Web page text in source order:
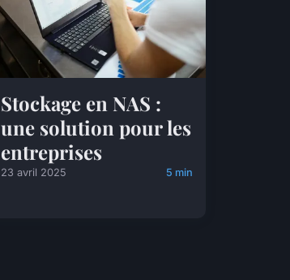
Stockage en NAS :
une solution pour les
entreprises
23 avril 2025 5 min